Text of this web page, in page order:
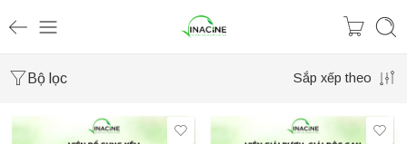
Bộ lọc Sắp xếp theo